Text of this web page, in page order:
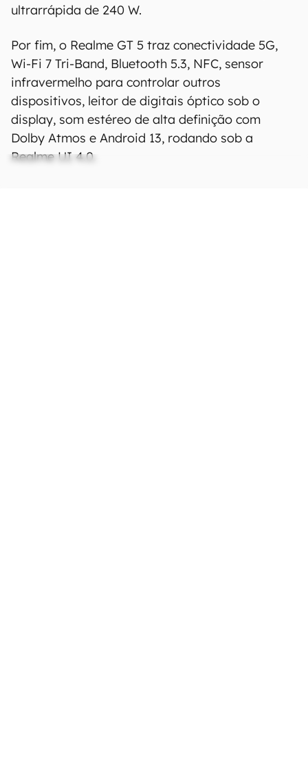
ultrarrápida de 240 W.
Por fim, o Realme GT 5 traz conectividade 5G,
Wi-Fi 7 Tri-Band, Bluetooth 5.3, NFC, sensor
infravermelho para controlar outros
dispositivos, leitor de digitais óptico sob o
display, som estéreo de alta definição com
Dolby Atmos e Android 13, rodando sob a
Realme UI 4.0.